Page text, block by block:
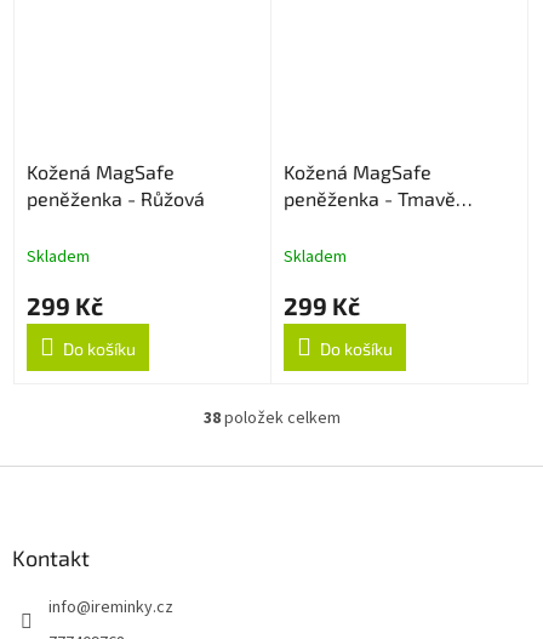
Kožená MagSafe
peněženka - Růžová
Skladem
299 Kč
Do košíku
Kožená MagSafe
peněženka - Tmavě
Skladem
299 Kč
Do košíku
O
l
38položek celkem
Kontakt
info@ireminky.cz